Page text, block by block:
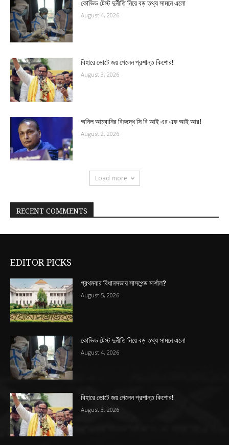
কোভিড টেস্ট দুর্নীতি নিয়ে বড় তথ্য সামনে এলো
August 4, 2026
বিহারে ভোটে জয় পেলেন প্রশান্ত কিশোর!
August 3, 2026
অনিল আম্বানির বিরুদ্ধে সি বি আই এর এফ আই আর!
August 2, 2026
Load more
RECENT COMMENTS
EDITOR PICKS
প্রথমবার বিধানসভায় সাসপেন্ড মার্শাল?
August 5, 2026
কোভিড টেস্ট দুর্নীতি নিয়ে বড় তথ্য সামনে এলো
August 4, 2026
বিহারে ভোটে জয় পেলেন প্রশান্ত কিশোর!
August 3, 2026